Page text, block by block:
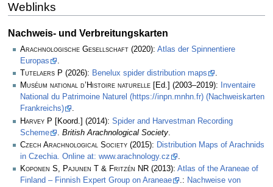
Weblinks
Nachweis- und Verbreitungskarten
Arachnologische Gesellschaft (2020): Atlas der Spinnentiere
Europas
Tutelaers P (2026): Benelux spider distribution maps
.
Muséum national d’Histoire naturelle [Ed.] (2003–2019):
Inventaire
National du Patrimoine Naturel (https://inpn.mnhn.fr) (Nachweiskarten
Frankreichs)
.
Harvey P [Koord.] (2014): Spider and Harvestman Recording
Scheme
British Arachnological Society
Czech Arachnological Society (2015): Distribution Maps of Arachnids
in Czechia. Online at: www.arachnology.cz
Koponen S, Pajunen T & Fritzén NR (2013): Atlas of the Araneae of
Finland – Finnish Expert Group on Araneae
.: Nachweise von